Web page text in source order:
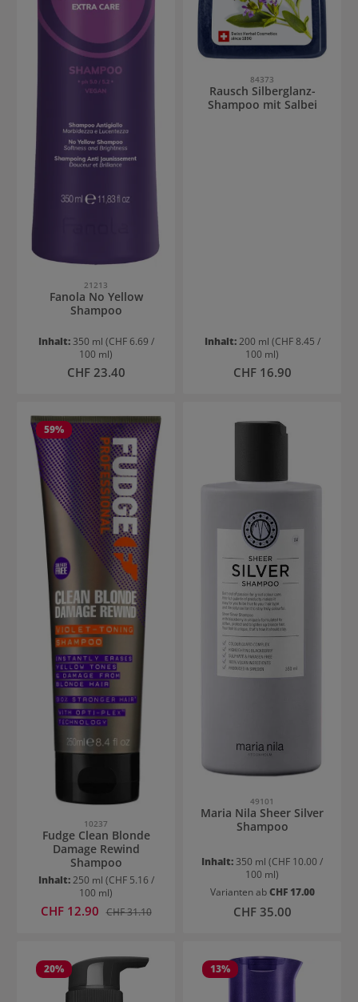
21213
Fanola No Yellow
Shampoo
Inhalt: 350 ml (CHF 6.69 /
100 ml)
Regulärer Preis:
CHF 23.40
84373
Rausch Silberglanz-
Shampoo mit Salbei
Inhalt:200 ml (CHF 8.45 /
100 ml)
Regulärer Preis:
CHF 16.90
59%
10237
Fudge Clean Blonde
Damage Rewind
Shampoo
Inhalt:250 ml (CHF 5.16 /
100 ml)
Verkaufspreis:
CHF 12.90 Regulärer Preis:
CHF 31.10
49101
Maria Nila Sheer Silver
Shampoo
Inhalt: 350 ml (CHF 10.00 /
100 ml)
Varianten abCHF 17.00
Regulärer Preis:
CHF 35.00
20% 13%